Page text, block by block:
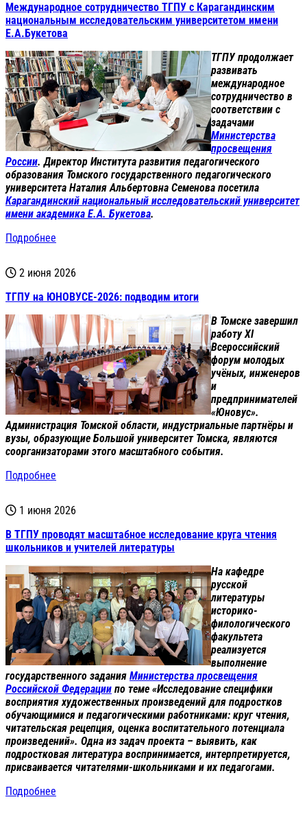
Международное сотрудничество ТГПУ с Карагандинским
национальным исследовательским университетом имени
Е.А.Букетова
ТГПУ продолжает
развивать
международное
сотрудничество в
соответствии с
задачами
Министерства
просвещения
России. Директор Института развития педагогического
образования Томского государственного педагогического
университета Наталия Альбертовна Семенова посетила
Карагандинский национальный исследовательский университет
имени академика Е.А. Букетова.
Подробнее
2 июня 2026
ТГПУ на ЮНОВУСЕ-2026: подводим итоги
В Томске завершил
работу XI
Всероссийский
форум молодых
учёных, инженеров
и
предпринимателей
«Юновус».
Администрация Томской области, индустриальные партнёры и
вузы, образующие Большой университет Томска, являются
соорганизаторами этого масштабного события.
Подробнее
1 июня 2026
В ТГПУ проводят масштабное исследование круга чтения
школьников и учителей литературы
На кафедре
русской
литературы
историко-
филологического
факультета
реализуется
выполнение
государственного задания Министерства просвещения
Российской Федерации по теме «Исследование специфики
восприятия художественных произведений для подростков
обучающимися и педагогическими работниками: круг чтения,
читательская рецепция, оценка воспитательного потенциала
произведений». Одна из задач проекта – выявить, как
подростковая литература воспринимается, интерпретируется,
присваивается читателями-школьниками и их педагогами.
Подробнее